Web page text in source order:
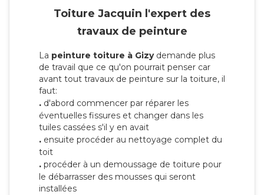
Toiture Jacquin l'expert des
travaux de peinture
La peinture toiture à Gizydemande plus
de travail que ce qu'on pourrait penser car
avant tout travaux de peinture sur la toiture, il
faut:
. d'abord commencer par réparer les
éventuelles fissures et changer dans les
tuiles cassées s'il y en avait
. ensuite procéder au nettoyage complet du
toit
. procéder à un demoussage de toiture pour
le débarrasser des mousses qui seront
installées